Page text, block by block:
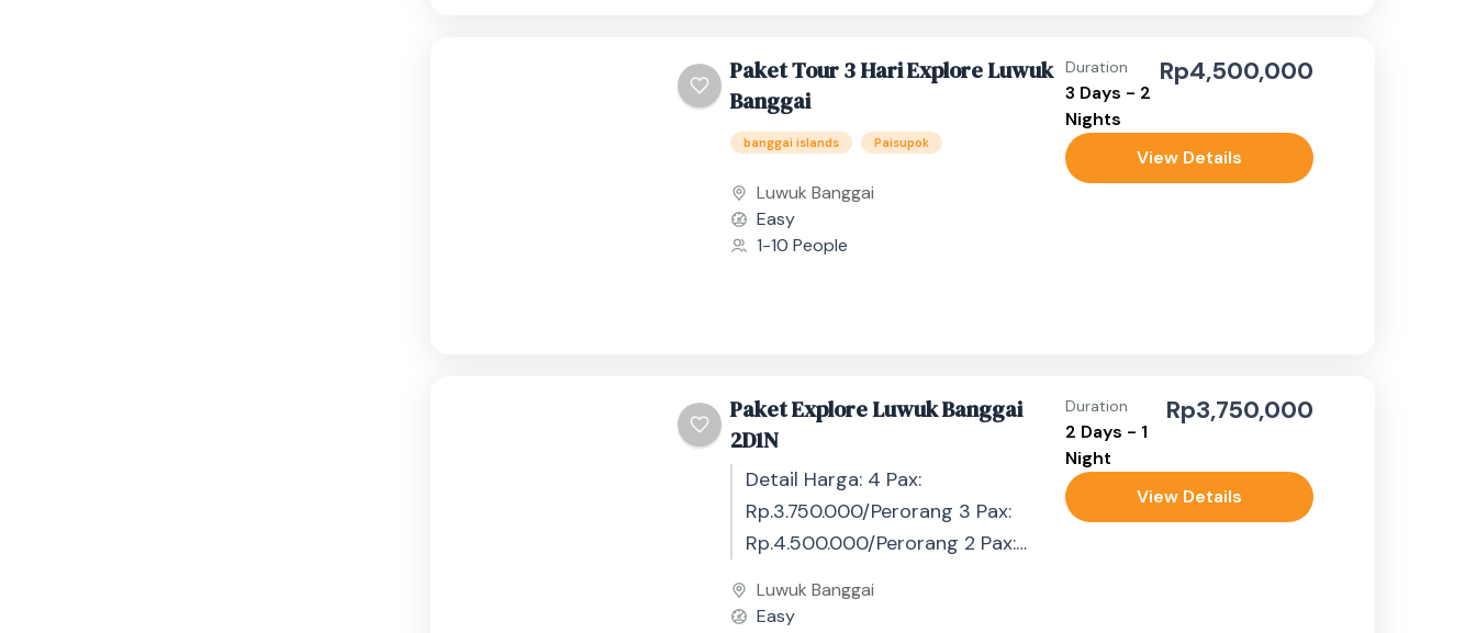
Paket Tour 3 Hari Explore Luwuk
Banggai
banggai islands Paisupok
Luwuk Banggai
Easy
1-10 People
Duration
3 Days - 2
Nights
Rp4,500,000
View Details
Paket Explore Luwuk Banggai
2D1N
Detail Harga: 4 Pax:
Rp.3.750.000/Perorang 3 Pax:
Rp.4.500.000/Perorang 2 Pax:
Rp.6.400.000/PerorangLebih dari 4
Luwuk Banggai
Easy
Duration
2 Days - 1
Night
Rp3,750,000
View Details